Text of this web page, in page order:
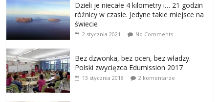
Dzieli je niecałe 4 kilometry i… 21 godzin
różnicy w czasie. Jedyne takie miejsce na
świecie
2 stycznia 2021 No Comments
Bez dzwonka, bez ocen, bez władzy.
Polski zwycięzca Edumission 2017
13 stycznia 2018 2 komentarze